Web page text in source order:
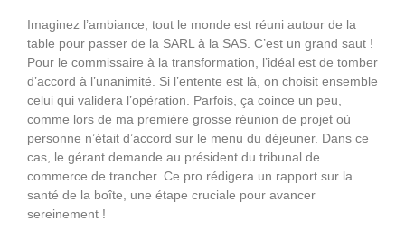
Imaginez l’ambiance, tout le monde est réuni autour de la
table pour passer de la SARL à la SAS. C’est un grand saut !
Pour le commissaire à la transformation, l’idéal est de tomber
d’accord à l’unanimité. Si l’entente est là, on choisit ensemble
celui qui validera l’opération. Parfois, ça coince un peu,
comme lors de ma première grosse réunion de projet où
personne n’était d’accord sur le menu du déjeuner. Dans ce
cas, le gérant demande au président du tribunal de
commerce de trancher. Ce pro rédigera un rapport sur la
santé de la boîte, une étape cruciale pour avancer
sereinement !